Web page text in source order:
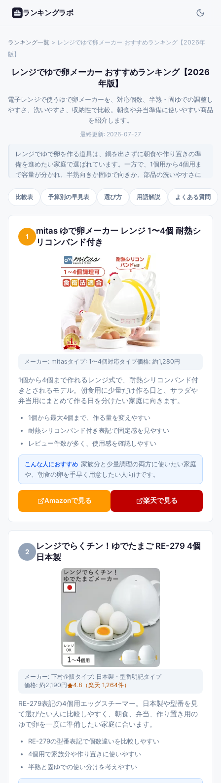
ランキングラボ
ランキング一覧 > レンジでゆで卵メーカー おすすめランキング【2026年
版】
レンジでゆで卵メーカー おすすめランキング【2026
年版】
電子レンジで使うゆで卵メーカーを、対応個数、半熟・固ゆでの調整し
やすさ、洗いやすさ、収納性で比較。朝食や弁当準備に使いやすい商品
を紹介します。
最終更新: 2026-07-27
レンジでゆで卵を作る道具は、鍋を出さずに朝食や作り置きの準
備を進めたい家庭で選ばれています。一方で、1個用から4個用ま
で容量が分かれ、半熟向きか固ゆで向きか、部品の洗いやすさに
れる対応個数、加熱の使い分け、収納しやすさ、レビュー数の多
さを見て、日常使いしやすいモデルを中心に整理しました。
比較表 予算別の早見表 選び方 用語解説 よくある質問
1
mitas ゆで卵メーカー レンジ 1〜4個 耐熱シ
リコンバンド付き
メーカー: mitasタイプ: 1〜4個対応タイプ価格: 約1,280円
1個から4個まで作れるレンジ式で、耐熱シリコンバンド付
きとされるモデル。朝食用に少量だけ作る日と、サラダや
弁当用にまとめて作る日を分けたい家庭に向きます。
1個から最大4個まで、作る量を変えやすい
耐熱シリコンバンド付き表記で固定感を見やすい
レビュー件数が多く、使用感を確認しやすい
こんな人におすすめ 家族分と少量調理の両方に使いたい家庭
や、朝食の卵を手早く用意したい人向けです。
Amazonで見る 楽天で見る
2
レンジでらくチン！ゆでたまご RE-279 4個
日本製
メーカー: 下村企販タイプ: 日本製・型番明記タイプ
価格: 約2,190円 4.8 （楽天 1,264件）
RE-279表記の4個用エッグスチーマー。日本製や型番を見
て選びたい人に比較しやすく、朝食、弁当、作り置き用の
ゆで卵を一度に準備したい家庭に合います。
RE-279の型番表記で個数違いを比較しやすい
4個用で家族分や作り置きに使いやすい
半熟と固ゆでの使い分けを考えやすい